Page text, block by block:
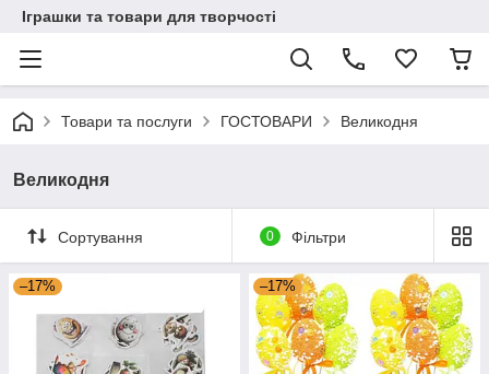
Іграшки та товари для творчості
Товари та послуги ГОСТОВАРИ Великодня
Великодня
Сортування 0 Фільтри
–17% –17%